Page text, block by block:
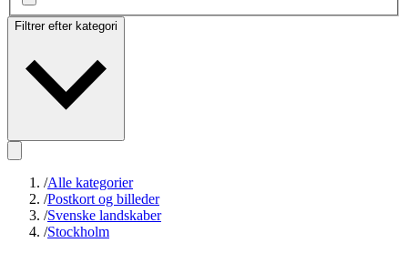
Filtrer efter kategori
/Alle kategorier
/Postkort og billeder
/Svenske landskaber
/Stockholm